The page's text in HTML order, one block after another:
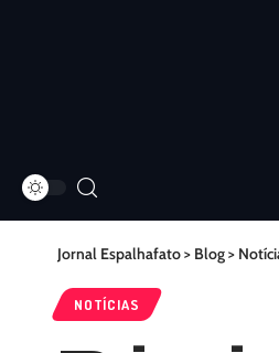
Jornal Espalhafato> Blog>
NOTÍCIAS